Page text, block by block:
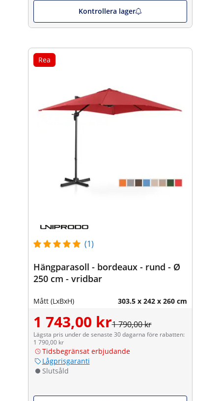
Kontrollera lager
Rea
(1)
Hängparasoll - bordeaux - rund - Ø
250 cm - vridbar
Mått (LxBxH) 303.5 x 242 x 260 cm
1 743,00 kr1 790,00 kr
Lägsta pris under de senaste 30 dagarna före rabatten:
1 790,00 kr
Tidsbegränsat erbjudande
Lågprisgaranti
Slutsåld